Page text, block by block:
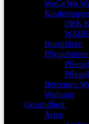
WoGeWa
DRK
Hortplätze
Pflegeheime
Betreutes
Wohnen
Gesundheit
Ärtze